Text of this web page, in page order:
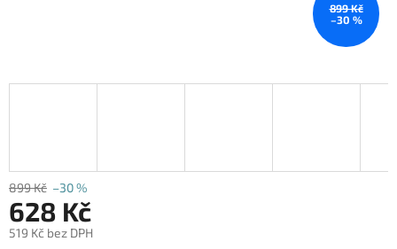
899 Kč
–30 %
899 Kč –30 %
628 Kč
519 Kč bez DPH